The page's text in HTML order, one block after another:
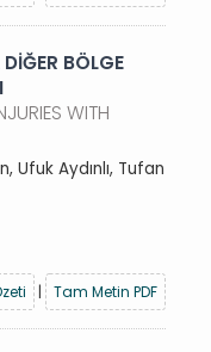
BÖLGE
WITH
Ufuk Aydınlı, Tufan
| Tam Metin PDF